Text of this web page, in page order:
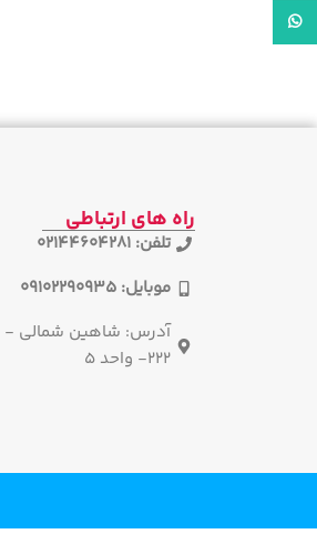
راه های ارتباطی
تلفن: 02144604281
موبایل: 09102290935
آدرس: شاهین شمالی -
222- واحد 5